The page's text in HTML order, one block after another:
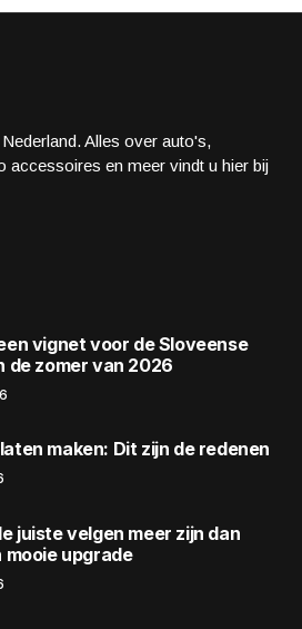
Alles over auto's,
accessoires en meer vindt u hier bij
vignet voor de Sloveense
de zomer van 2026
maken: Dit zijn de redenen
juiste velgen meer zijn dan
mooie upgrade